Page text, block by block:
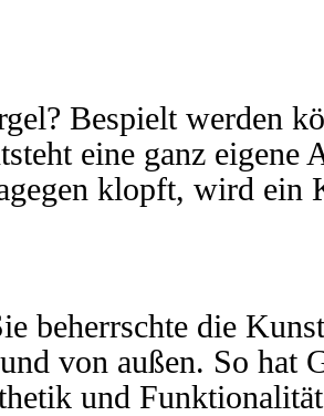
Bespielt werden
eine ganz eigene
klopft, wird ein
beherrschte die
von außen. So hat
und